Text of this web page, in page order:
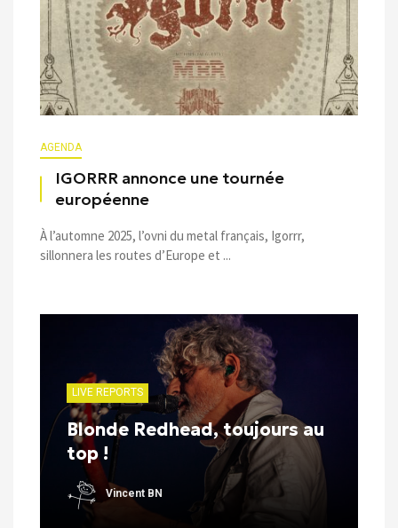
AGENDA
IGORRR annonce une tournée
européenne
À l’automne 2025, l’ovni du metal français, Igorrr,
sillonnera les routes d’Europe et ...
LIVE REPORTS
Blonde Redhead, toujours au
top !
Vincent BN